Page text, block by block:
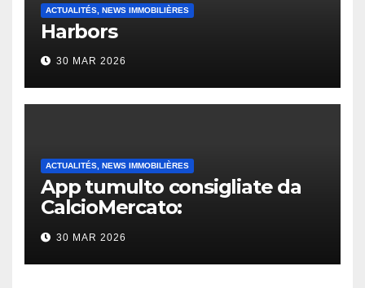
ACTUALITÉS, NEWS IMMOBILIÈRES
Harbors
30 MAR 2026
ACTUALITÉS, NEWS IMMOBILIÈRES
App tumulto consigliate da
CalcioMercato:
considerazione di gennaio
2026
30 MAR 2026